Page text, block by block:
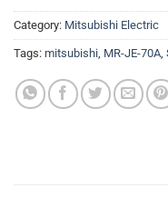
Category: Mitsubishi Electric
Tags: mitsubishi MR-JE-70A